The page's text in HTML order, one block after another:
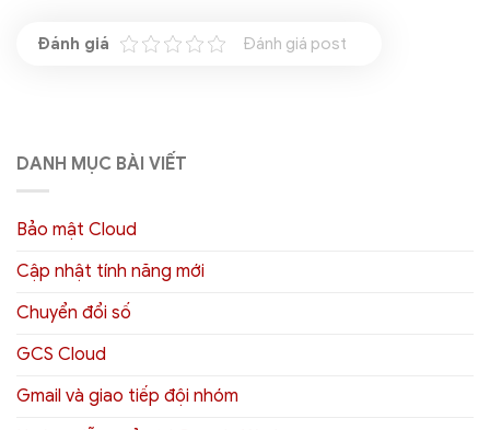
Đánh giá post
DANH MỤC BÀI VIẾT
Bảo mật Cloud
Cập nhật tính năng mới
Chuyển đổi số
GCS Cloud
Gmail và giao tiếp đội nhóm